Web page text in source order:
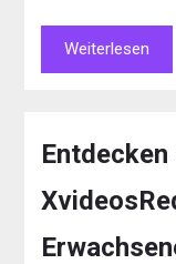
Weiterlesen